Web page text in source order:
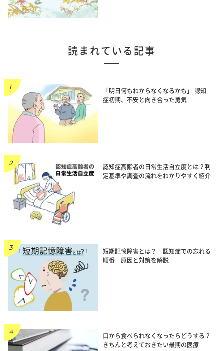
読まれている記事
「明日何もわからなくなるかも」 認知
症初期、不安と向き合った勇気
認知症高齢者の日常生活自立度とは？判
定基準や調査の流れをわかりやすく紹介
短期記憶障害とは？ 認知症での忘れる
順番 原因と対策を解説
口から食べられなくなったらどうする？
きちんと考えておきたい最期の医療